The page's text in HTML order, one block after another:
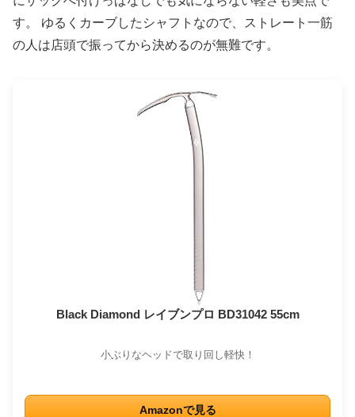
す。 ゆるくカーブしたシャフトなので、ストレート一筋
の人は店頭で振ってから決めるのが無難です。
Black Diamond レイブンプロ BD31042 55cm
小ぶりなヘッドで取り回し軽快！
Amazonで見る